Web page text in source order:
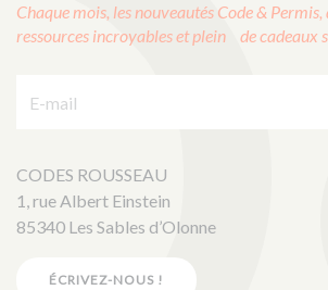
Chaque mois, les nouveautés Code & Permis,
ressources incroyables et plein de cadeaux
CODES ROUSSEAU
1, rue Albert Einstein
85340 Les Sables d’Olonne
ÉCRIVEZ-NOUS !